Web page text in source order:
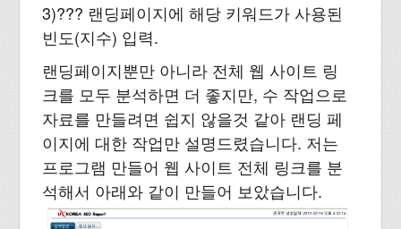
3)??? 랜딩페이지에 해당 키워드가 사용된
빈도(지수) 입력.
랜딩페이지뿐만 아니라 전체 웹 사이트 링
크를 모두 분석하면 더 좋지만, 수 작업으로
자료를 만들려면 쉽지 않을것 같아 랜딩 페
이지에 대한 작업만 설명드렸습니다. 저는
프로그램 만들어 웹 사이트 전체 링크를 분
석해서 아래와 같이 만들어 보았습니다.